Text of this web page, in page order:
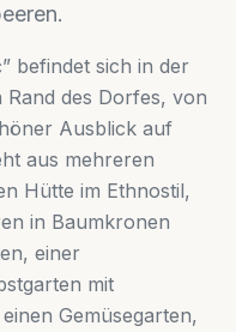
befindet sich in der
des Dorfes, von
Ausblick auf
aus mehreren
Hütte im Ethnostil,
in Baumkronen
einer
mit
Gemüsegarten,